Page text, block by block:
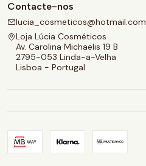
Contacte-nos
lucia_cosmeticos@hotmail.com
Loja Lúcia Cosméticos
Av. Carolina Michaelis 19 B
2795-053 Linda-a-Velha
Lisboa - Portugal